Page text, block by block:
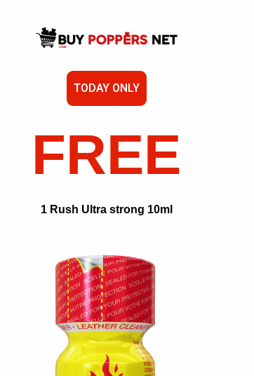
un simple popper: es una llamada al placer
atrevidos, minets activos, amantes nocturnos y
neón, su frasco colorido refleja su esencia:
garantizado
Top Twink se elabora siguiendo normativas
y eficacia, garantizando una experiencia intensa,
que empiece la magia. En segundos, sentirás una ola
contigo. Silencioso en el bolsillo, explosivo cuando
pareja
una vibra, una forma de vivir la noche.
TODAY ONLY
FREE
1 Rush Ultra strong 10ml